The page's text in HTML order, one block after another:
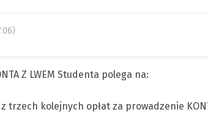
Z LWEM Studenta polega na:
trzech kolejnych opłat za prowadzenie